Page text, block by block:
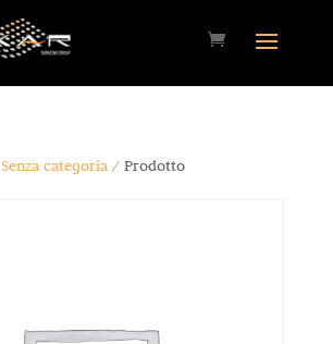
Senza categoria/ Prodotto